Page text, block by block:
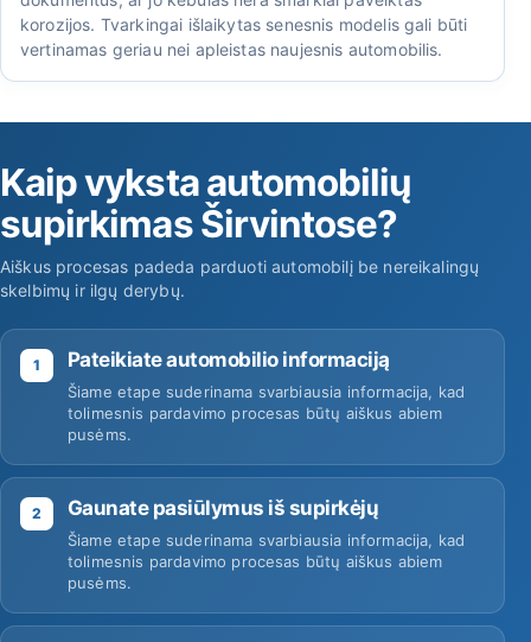
korozijos. Tvarkingai išlaikytas senesnis modelis gali būti
vertinamas geriau nei apleistas naujesnis automobilis.
Kaip vyksta automobilių
supirkimas Širvintose?
Aiškus procesas padeda parduoti automobilį be nereikalingų
skelbimų ir ilgų derybų.
1 Pateikiate automobilio informaciją
Šiame etape suderinama svarbiausia informacija, kad
tolimesnis pardavimo procesas būtų aiškus abiem
pusėms.
2 Gaunate pasiūlymus iš supirkėjų
Šiame etape suderinama svarbiausia informacija, kad
tolimesnis pardavimo procesas būtų aiškus abiem
pusėms.